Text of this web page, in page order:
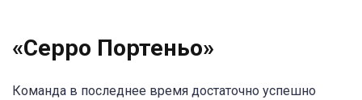
«Серро Портеньо»
Команда в последнее время достаточно успешно